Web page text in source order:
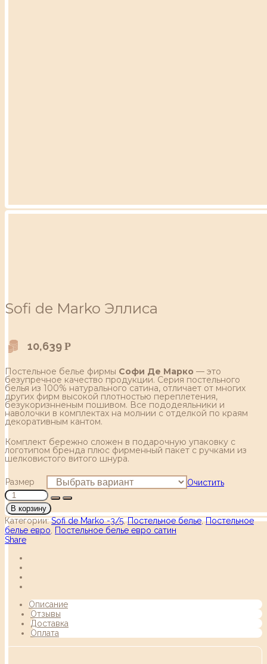
Sofi de Marko Эллиса
10,639 Р
Постельное белье фирмы Софи Де Марко — это
безупречное качество продукции. Серия постельного
белья из 100% натурального сатина, отличает от многих
других фирм высокой плотностью переплетения,
безукоризнненым пошивом. Все пододеяльники и
наволочки в комплектах на молнии с отделкой по краям
декоративным кантом.
Комплект бережно сложен в подарочную упаковку с
логотипом бренда плюс фирменный пакет с ручками из
шелковистого витого шнура.
Размер Очистить
В корзину
Категории:Sofi de Marko -3/5,Постельное белье,Постельное
белье евро
Постельное белье евро сатин
Share
Описание
Отзывы
Доставка
Оплата